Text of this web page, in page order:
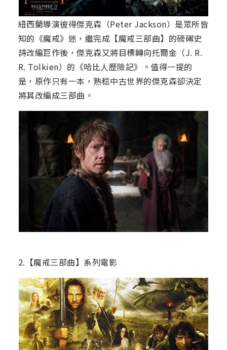
紐西蘭導演彼得傑克森（Peter Jackson）是眾所皆
知的《魔戒》迷，繼完成【魔戒三部曲】的磅礡史
詩改編巨作後，傑克森又將目標轉向托爾金（J. R.
R. Tolkien）的《哈比人歷險記》。值得一提的
是，原作只有一本，熟稔中古世界的傑克森卻決定
將其改編成三部曲。
2.【魔戒三部曲】系列電影